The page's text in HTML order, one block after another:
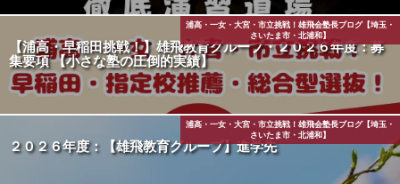
浦高・一女・大宮・市立挑戦！雄飛会塾長ブログ【埼玉・
さいたま市・北浦和】
【浦高・早稲田挑戦！】雄飛教育グループ・２０２６年度：募
集要項 【小さな塾の圧倒的実績】
浦高・一女・大宮・市立挑戦！雄飛会塾長ブログ【埼玉・
さいたま市・北浦和】
２０２６年度：【雄飛教育グループ】進学先